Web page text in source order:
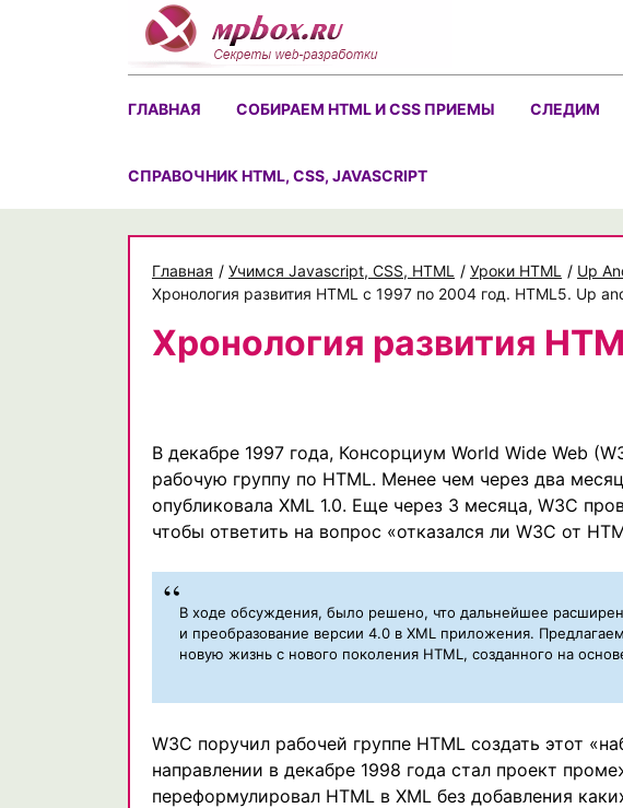
ГЛАВНАЯ СОБИРАЕМ HTML И CSS ПРИЕМЫ СЛЕДИМ
CПРАВОЧНИК HTML, CSS, JAVASCRIPT
Главная / Учимся Javascript, CSS, HTML / Уроки HTML / Up
Хронология развития HTML с 1997 по 2004 год. HTML5. Up
Хронология развития
В декабре 1997 года, Консорциум World Wide Web
рабочую группу по HTML. Менее чем через два
опубликовала XML 1.0. Еще через 3 месяца, W3C
чтобы ответить на вопрос «отказался ли W3C от
В ходе обсуждения, было решено, что дальнейшее
и преобразование версии 4.0 в XML приложения.
новую жизнь с нового поколения HTML, созданного на
W3C поручил рабочей группе HTML создать этот
направлении в декабре 1998 года стал проект
переформулировал HTML в XML без добавления